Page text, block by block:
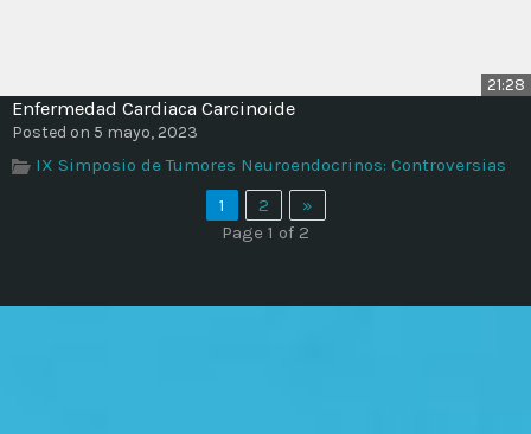
21:28
Enfermedad Cardiaca Carcinoide
Posted on 5 mayo, 2023
IX Simposio de Tumores Neuroendocrinos: Controversias
1
2
»
Page 1 of 2